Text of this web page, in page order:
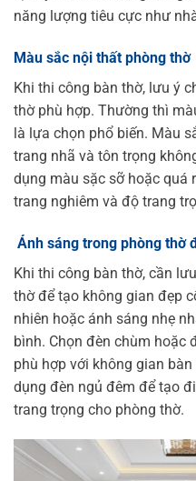
năng lượng tiêu cực như
Màu sắc nội thất phòng thờ
Khi thi công bàn thờ, lưu ý
thờ phù hợp. Thường thì
là lựa chọn phổ biến. Màu
trang nhã và tôn trọng
dụng màu sặc sỡ hoặc
trang nghiêm và độ trang
Ánh sáng trong phòng thờ
Khi thi công bàn thờ, cần
thờ để tạo không gian đẹp
nhiên hoặc ánh sáng nhẹ
bình. Chọn đèn chùm hoặc
phù hợp với không gian
dụng đèn ngủ đêm để tạo
trang trọng cho phòng thờ.